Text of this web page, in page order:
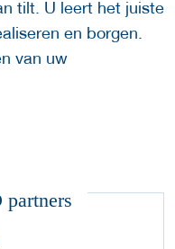
tilt. U leert het juiste
en borgen.
van uw